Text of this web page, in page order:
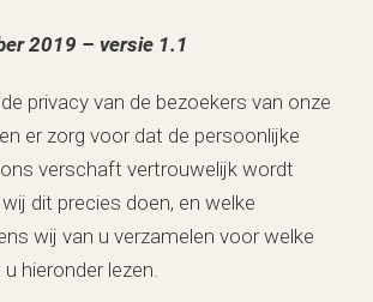
2019 – versie 1.1
privacy van de bezoekers van onze
er zorg voor dat de persoonlijke
verschaft vertrouwelijk wordt
dit precies doen, en welke
wij van u verzamelen voor welke
hieronder lezen.